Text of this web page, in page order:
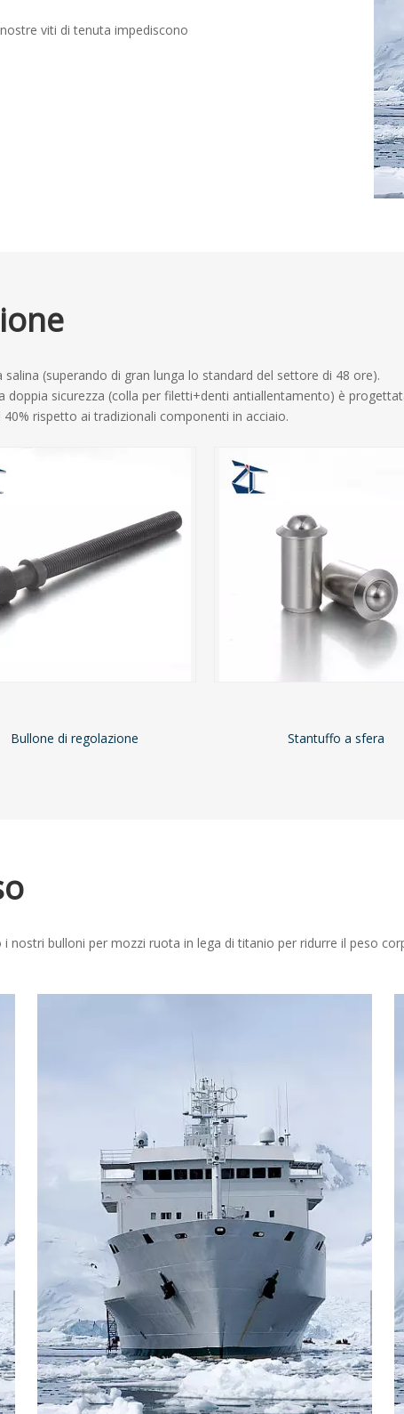
viti di tenuta impediscono
(superando di gran lunga lo standard del settore di 48 ore).
sicurezza (colla per filetti+denti antiallentamento) è
rispetto ai tradizionali componenti in acciaio.
Bullone di regolazione Stantuffo a sfera
nostri bulloni per mozzi ruota in lega di titanio per ridurre il peso